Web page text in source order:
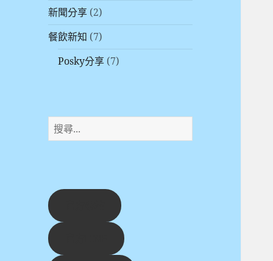
新聞分享 (2)
餐飲新知 (7)
Posky分享 (7)